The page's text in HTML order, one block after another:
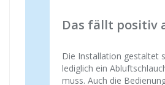
Das fällt positiv
Die Installation gestaltet
lediglich ein
muss. Auch die